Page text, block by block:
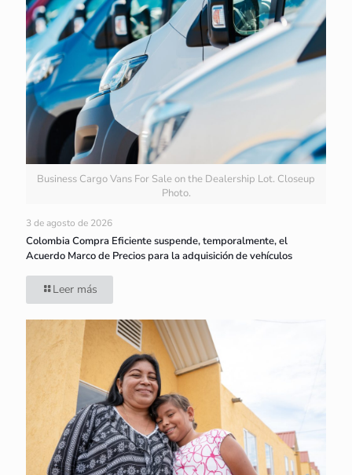
Business Cargo Vans For Sale on the Dealership Lot. Closeup
Photo.
3 de agosto de 2026
Colombia Compra Eficiente suspende, temporalmente, el
Acuerdo Marco de Precios para la adquisición de vehículos
Leer más